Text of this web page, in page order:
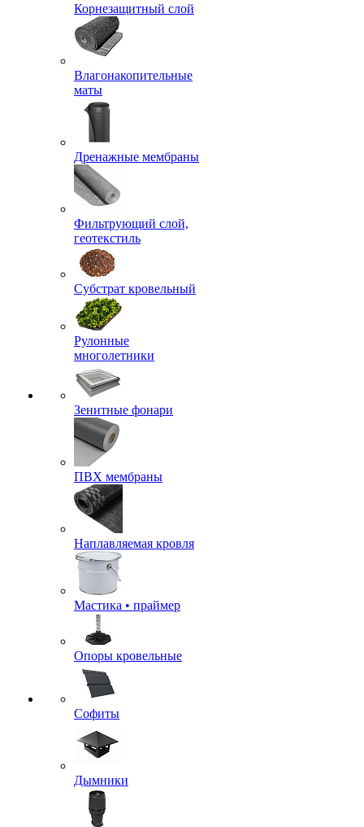
Корнезащитный слой
Влагонакопительные
маты
Дренажные мембраны
Фильтрующий слой,
геотекстиль
Субстрат кровельный
Рулонные
многолетники
Зенитные фонари
ПВХ мембраны
Наплавляемая кровля
Мастика • праймер
Опоры кровельные
Софиты
Дымники